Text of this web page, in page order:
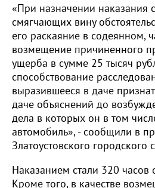
«При назначении наказания
смягчающих вину
его раскаяние в содеянном,
возмещение причиненного
ущерба в сумме 25 тысяч
способствование
выразившееся в даче
даче объяснений до
дела в которых он в том
автомобиль», - сообщили в
Златоустовского городского
Наказанием стали 320 часов
Кроме того, в качестве